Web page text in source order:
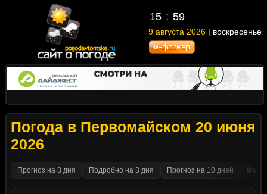
15 59
9 августа 2026 | воскресенье
Погода в Первомайском 20 июня
2026
Прогноз на 3 дня Подробно на 3 дня Прогноз на 10 дней